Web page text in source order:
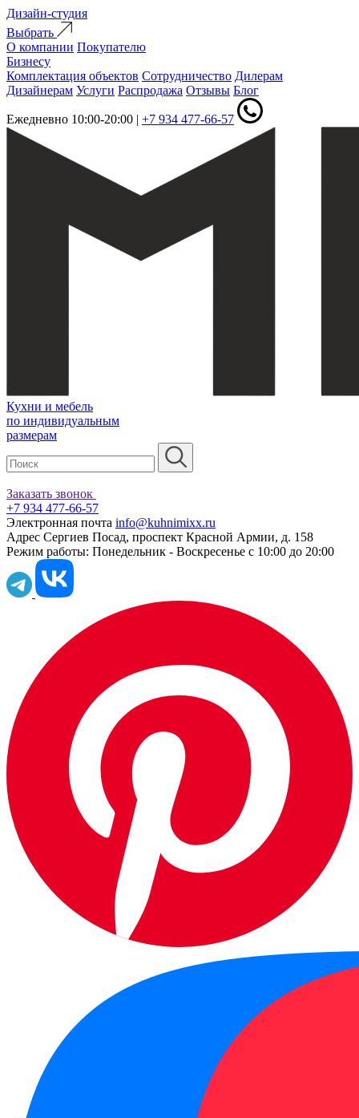
Дизайн-студия
Выбрать
О компании Покупателю
Бизнесу
Комплектация объектов Сотрудничество Дилерам
Дизайнерам Услуги Распродажа Отзывы Блог
Ежедневно 10:00-20:00 | +7 934 477-66-57
Кухни и мебель
по индивидуальным
размерам
Заказать звонок
+7 934 477-66-57
Электронная почта info@kuhnimixx.ru
Адрес Сергиев Посад, проспект Красной Армии, д. 158
Режим работы: Понедельник - Воскресенье с 10:00 до 20:00